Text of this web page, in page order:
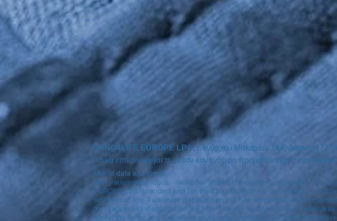
NANO4LIFE EUROPE LP®,Εθνάρχου Μακαρίου 144, Δάφνη,
Για να επικοινωνήσετε με τον κοντινότερο προμηθευτή μας παρακαλώ
Use of data and logos:
The trademarks, logos, distinctive marks (hereinafter collectively
EUROPE Co® -branded and / or third parties. Nothing contained on the
any form of any Trademark displayed on the Site without the written
the Trademarks displayed on the Site. The use by users of the
herein the Terms and Conditions and strictly prohibited. For more info please